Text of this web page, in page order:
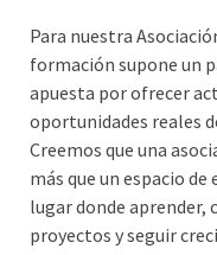
Para nuestra
formación supone un
apuesta por ofrecer
oportunidades reales
Creemos que una
más que un espacio
lugar donde
proyectos y seguir